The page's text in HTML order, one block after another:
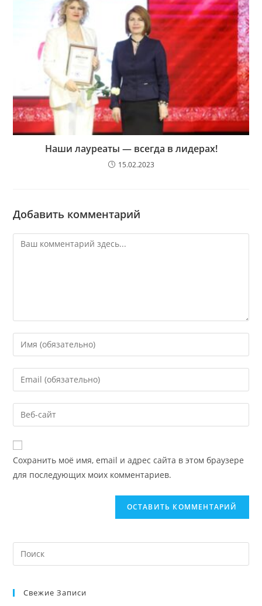
Наши лауреаты — всегда в лидерах!
15.02.2023
Добавить комментарий
Сохранить моё имя, email и адрес сайта в этом браузере
для последующих моих комментариев.
Свежие Записи